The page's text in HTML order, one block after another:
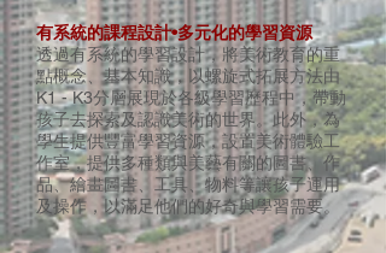
有系統的課程設計•多元化的學習資源
透過有系統的學習設計，將美術教育的重
點概念、基本知識，以螺旋式拓展方法由
K1 - K3分層展現於各級學習歷程中，帶動
孩子去探索及認識美術的世界。此外，為
學生提供豐富學習資源，設置美術體驗工
作室，提供多種類與美藝有關的圖書、作
品、繪畫圖書、工具、物料等讓孩子運用
及操作，以滿足他們的好奇與學習需要。